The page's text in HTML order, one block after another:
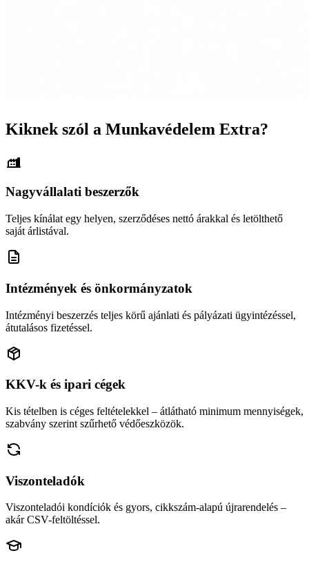
Kiknek szól a Munkavédelem Extra?
Nagyvállalati beszerzők
Teljes kínálat egy helyen, szerződéses nettó árakkal és letölthető
saját árlistával.
Intézmények és önkormányzatok
Intézményi beszerzés teljes körű ajánlati és pályázati ügyintézéssel,
átutalásos fizetéssel.
KKV-k és ipari cégek
Kis tételben is céges feltételekkel – átlátható minimum mennyiségek,
szabvány szerint szűrhető védőeszközök.
Viszonteladók
Viszonteladói kondíciók és gyors, cikkszám-alapú újrarendelés –
akár CSV-feltöltéssel.